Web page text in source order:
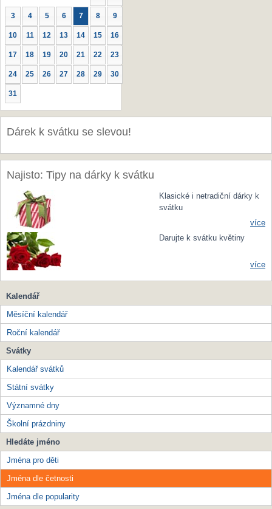
3 4 5 6 7 8 9
10 11 12 13 14 15 16
17 18 19 20 21 22 23
24 25 26 27 28 29 30
31
Dárek k svátku se slevou!
Najisto: Tipy na dárky k svátku
Klasické i netradiční dárky k
svátku
více
Darujte k svátku květiny
více
Kalendář
Měsíční kalendář
Roční kalendář
Svátky
Kalendář svátků
Státní svátky
Významné dny
Školní prázdniny
Hledáte jméno
Jména pro děti
Jména dle četnosti
Jména dle popularity